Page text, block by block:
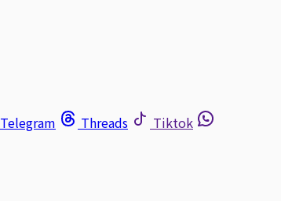
Telegram Threads
Tiktok